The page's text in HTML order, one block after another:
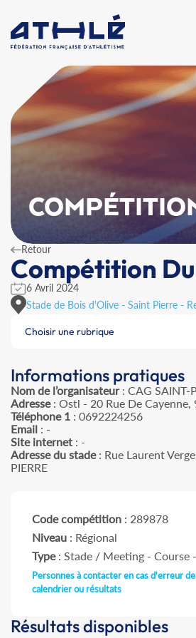
Retour
Compétition
6 Avril 2024
Stade de Bois d'Olive - Saint Pierre -
Choisir une rubrique
Informations pratiques
Nom de l’organisateur: CAG SAINT-
Adresse: Ostl - 20 Rue De Cayenne,
Téléphone 1 : 0692224256
Email : -
Site internet : -
Adresse du stade: Rue Laurent
PIERRE
Code compétition : 289878
Niveau : Régional
Type: Stade / Meeting - Course
Personnes à contacter en cas d'erreur
calendrier ou résultats
Résultats disponibles